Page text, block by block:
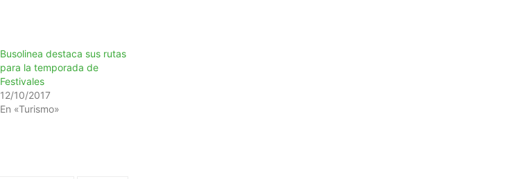
Busolinea destaca sus rutas
para la temporada de
Festivales
12/10/2017
En «Turismo»